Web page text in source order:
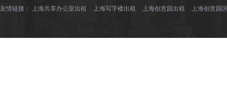
友情链接： 上海共享办公室出租 上海写字楼出租 上海创意园出租 上海创意园